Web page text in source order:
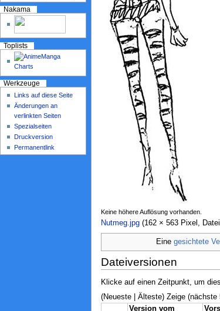
Keine höhere Auflösung vorhanden.
Nutmeg.jpg (162 × 563 Pixel,
Einegesichtete
Dateiversionen
Klicke auf einen Zeitpunkt, um
(Neueste | Älteste) Zeige (nächste
Version vom
Nakama
Toplists
Werkzeuge
Links auf diese Seite
Änderungen an
verlinkten Seiten
Spezialseiten
Druckversion
Permanentlink